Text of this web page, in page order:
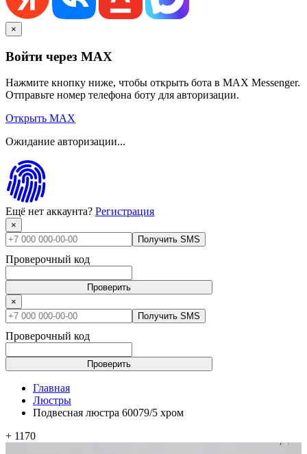
×
Войти через MAX
Нажмите кнопку ниже, чтобы открыть бота в MAX Messenger.
Отправьте номер телефона боту для авторизации.
Открыть MAX
Ожидание авторизации...
Ещё нет аккаунта? Регистрация
×
Получить SMS
Проверочный код
Проверить
×
Получить SMS
Проверочный код
Проверить
Главная
Люстры
Подвесная люстра 60079/5 хром
+ 1170